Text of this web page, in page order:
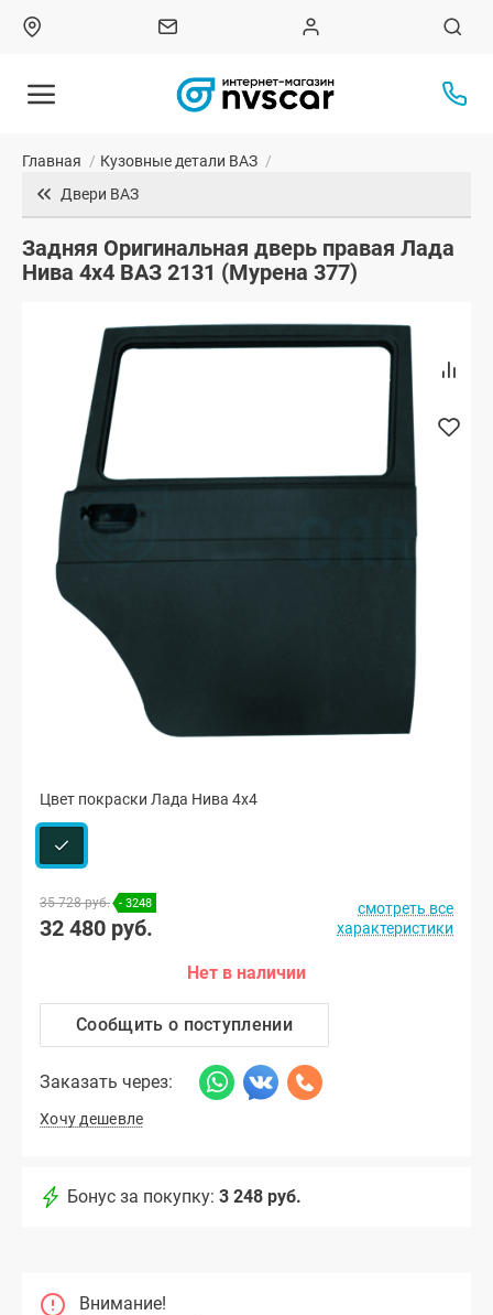
Главная / Кузовные детали ВАЗ /
Двери ВАЗ
Задняя Оригинальная дверь правая Лада
Нива 4х4 ВАЗ 2131 (Мурена 377)
Цвет покраски Лада Нива 4х4
35 728 руб. - 3248
32 480 руб.
смотреть все
характеристики
Нет в наличии
Сообщить о поступлении
Заказать через:
Хочу дешевле
Бонус за покупку: 3 248 руб.
Внимание!